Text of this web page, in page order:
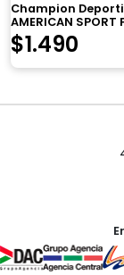
Champion
AMERICAN SPORT
$1.490